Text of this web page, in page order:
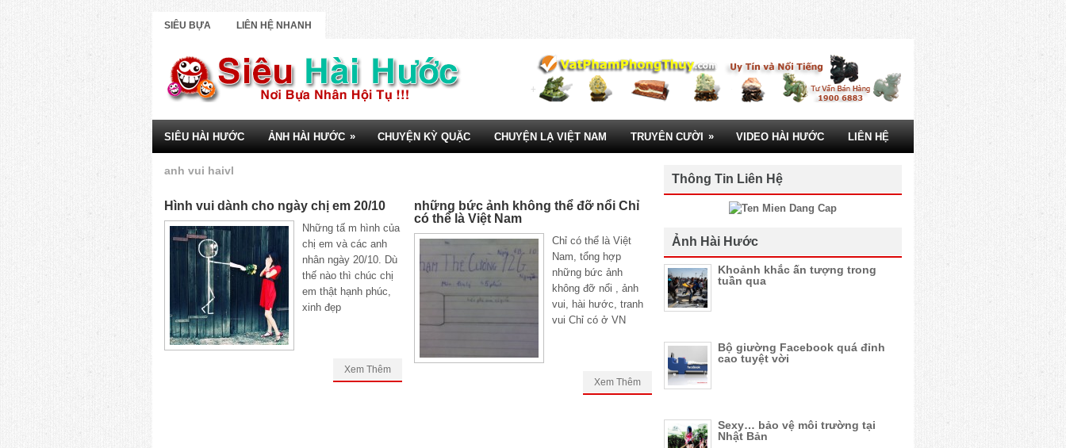
SIÊU BỰA LIÊN HỆ NHANH
SIÊU HÀI HƯỚC ẢNH HÀI HƯỚC » CHUYỆN KỲ QUẶC CHUYỆN LẠ VIỆT NAM TRUYÊN CƯỜI » VIDEO HÀI HƯỚC LIÊN HỆ
anh vui haivl
Hình vui dành cho ngày chị em 20/10
Những tấ m hình của
chị em và các anh
nhân ngày 20/10. Dù
thế nào thì chúc chị
em thật hạnh phúc,
xinh đẹp
Xem Thêm
những bức ảnh không thể đỡ nổi Chỉ
có thể là Việt Nam
Chỉ có thể là Việt
Nam, tổng hợp
những bức ảnh
không đỡ nổi , ảnh
vui, hài hước, tranh
vui Chỉ có ở VN
Xem Thêm
Thông Tin Liên Hệ
Ảnh Hài Hước
Khoảnh khắc ấn tượng trong
tuần qua
Bộ giường Facebook quá đỉnh
cao tuyệt vời
Sexy… bảo vệ môi trường tại
Nhật Bản